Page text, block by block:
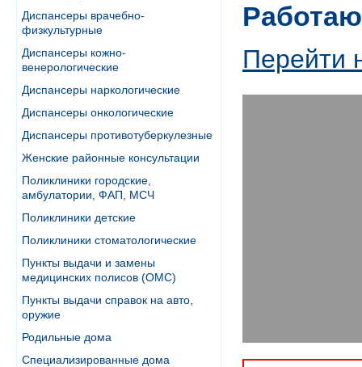
Диспансеры врачебно-
физкультурные
Диспансеры кожно-
венерологические
Диспансеры наркологические
Диспансеры онкологические
Диспансеры противотуберкулезные
Женские районные консультации
Поликлиники городские,
амбулатории, ФАП, МСЧ
Поликлиники детские
Поликлиники стоматологические
Пункты выдачи и замены
медицинских полисов (ОМС)
Пункты выдачи справок на авто,
оружие
Родильные дома
Специализированные дома
Перейти